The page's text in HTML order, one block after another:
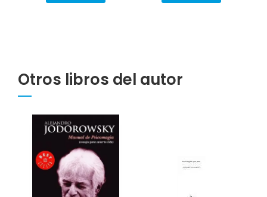
Otros libros del autor